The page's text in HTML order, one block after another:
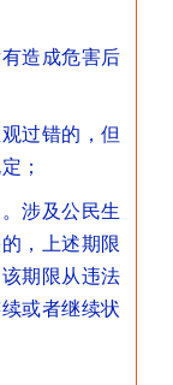
造成危害后
过错的，但
；
涉及公民生
，上述期限
期限从违法
或者继续状